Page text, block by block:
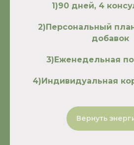
1)90 дней, 4
2)Персональный
добавок
3)Еженедельная
4)Индивидуальная
Вернуть